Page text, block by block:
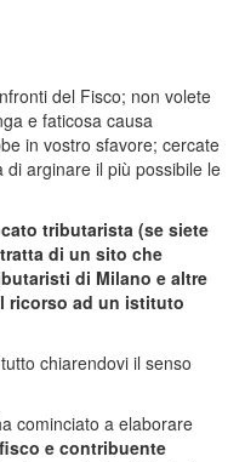
del Fisco; non volete
e faticosa causa
in vostro sfavore; cercate
arginare il più possibile le
tributarista (se siete
di un sito che
di Milano e altre
ricorso ad un istituto
chiarendovi il senso
cominciato a elaborare
e contribuente